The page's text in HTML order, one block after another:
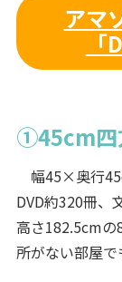
アマ
①45cm四
幅45×奥行
DVD約320冊、
高さ182.5cmの
所がない部屋で